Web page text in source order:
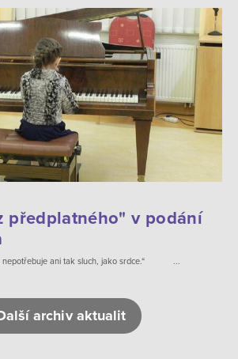
předplatného" v podání
nepotřebuje ani tak sluch, jako srdce.“ ...
archiv aktualit